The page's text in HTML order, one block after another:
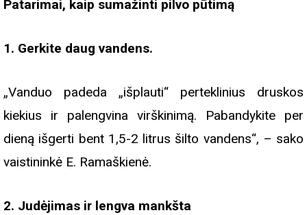
Patarimai, kaip sumažinti pilvo pūtimą
1. Gerkite daug vandens.
„Vanduo padeda „išplauti“ perteklinius druskos
kiekius ir palengvina virškinimą. Pabandykite per
dieną išgerti bent 1,5-2 litrus šilto vandens“, – sako
vaistininkė E. Ramaškienė.
2. Judėjimas ir lengva mankšta